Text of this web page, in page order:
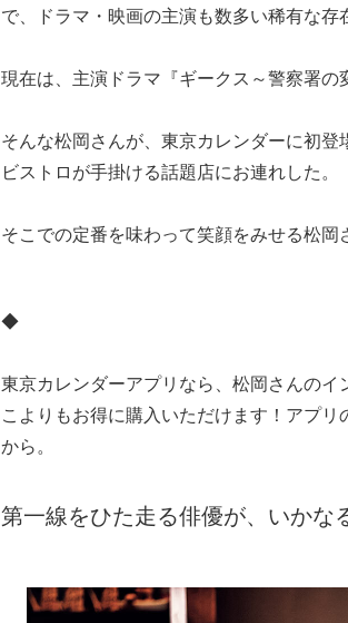
で、ドラマ・映画の主演も数多い稀有な存
現在は、主演ドラマ『ギークス～警察署の
そんな松岡さんが、東京カレンダーに初登
ビストロが手掛ける話題店にお連れした。
そこでの定番を味わって笑顔をみせる松
◆
東京カレンダーアプリなら、松岡さんの
こよりもお得に購入いただけます！アプリ
から。
第一線をひた走る俳優が、いかな